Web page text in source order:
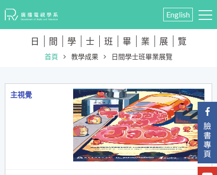
English
日 間 學 士 班 畢 業 展 覽
首頁 教學成果 日間學士班畢業展覽